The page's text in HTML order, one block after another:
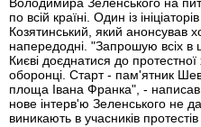
по всій країні. Один із
Козятинський, який анонсував
напередодні. "Запрошую всіх
Києві доєднатися до
оборонці. Старт - пам'ятник
площа Івана Франка", -
нове інтерв'ю Зеленського не
виникають в учасників протестів